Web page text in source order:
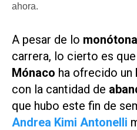
ahora.
A pesar de lo monótona
carrera, lo cierto es
Mónaco ha ofrecido un
con la cantidad de
que hubo este fin de
Andrea Kimi Antonelli